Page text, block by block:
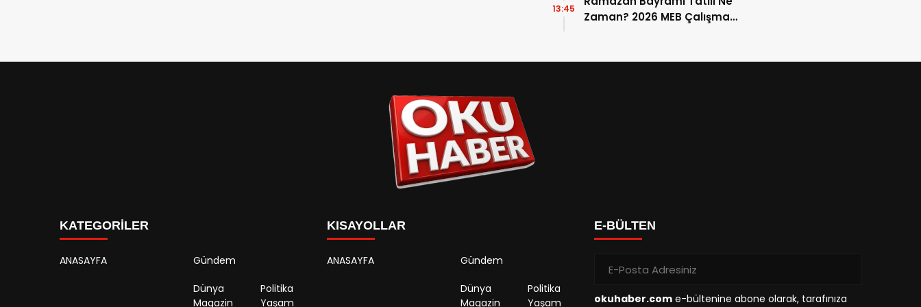
Zaman? 2026 MEB Çalışma
13:45
KATEGORİLER
ANASAYFA Gündem
Dünya
Politika
Magazin
Yaşam
KISAYOLLAR
ANASAYFA Gündem
Dünya
Politika
Magazin
Yaşam
E-BÜLTEN
okuhaber.com e-bültenine abone olarak, tarafınıza